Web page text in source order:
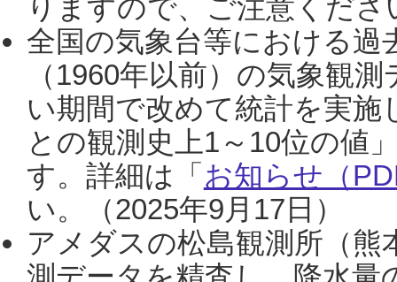
りますので、ご注意くだ
全国の気象台等における過
（1960年以前）の気象観
い期間で改めて統計を実
との観測史上1～10位の値
す。詳細は「 お知らせ（
い。（2025年9月17日）
アメダスの松島観測所（熊